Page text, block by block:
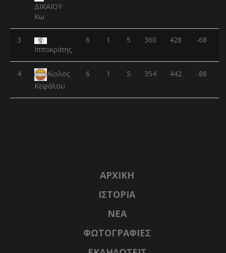
ΔΙΚΑΙΟΥ
Κω
3
Ιπποκράτης
6 1 5 360 428 -68
4
Αίολος
Κεφάλου
6 1 5 354 442 -88
ΑΡΧΙΚΉ
ΙΣΤΟΡΊΑ
NΈΑ
ΦΩΤΟΓΡΑΦΊΕΣ